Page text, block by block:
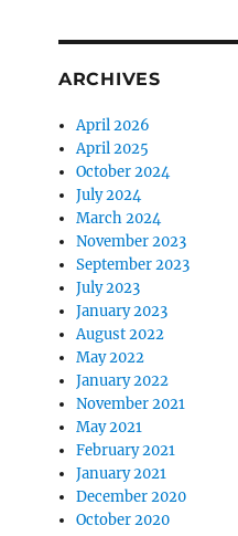
ARCHIVES
April 2026
April 2025
October 2024
July 2024
March 2024
November 2023
September 2023
July 2023
January 2023
August 2022
May 2022
January 2022
November 2021
May 2021
February 2021
January 2021
December 2020
October 2020